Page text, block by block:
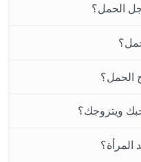
الحمل؟
الحمل؟
ويتزوجك؟